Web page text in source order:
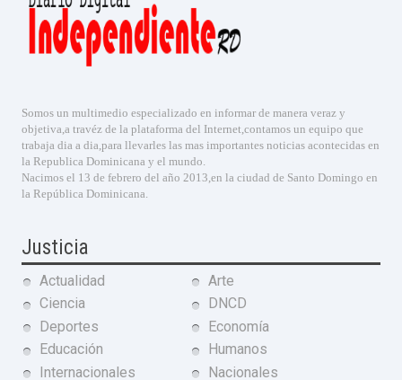
Somos un multimedio especializado en informar de manera veraz y
objetiva,a travéz de la plataforma del Internet,contamos un equipo que
trabaja dia a dia,para llevarles las mas importantes noticias acontecidas en
la Republica Dominicana y el mundo.
Nacimos el 13 de febrero del año 2013,en la ciudad de Santo Domingo en
la República Dominicana.
Justicia
Actualidad
Arte
Ciencia
DNCD
Deportes
Economía
Educación
Humanos
Internacionales
Nacionales